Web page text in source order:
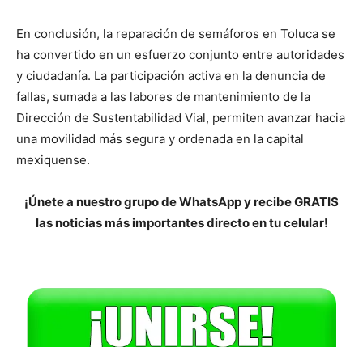
En conclusión, la reparación de semáforos en Toluca se
ha convertido en un esfuerzo conjunto entre autoridades
y ciudadanía. La participación activa en la denuncia de
fallas, sumada a las labores de mantenimiento de la
Dirección de Sustentabilidad Vial, permiten avanzar hacia
una movilidad más segura y ordenada en la capital
mexiquense.
¡Únete a nuestro grupo de WhatsApp y recibe GRATIS
las noticias más importantes directo en tu celular!